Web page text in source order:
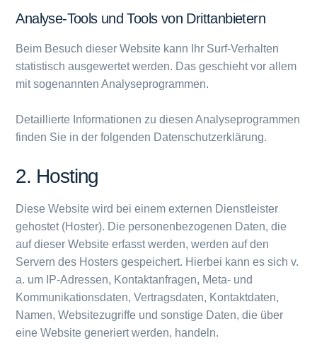
Analyse-Tools und Tools von Dritt­anbietern
Beim Besuch dieser Website kann Ihr Surf-Verhalten
statistisch ausgewertet werden. Das geschieht vor allem
mit sogenannten Analyseprogrammen.
Detaillierte Informationen zu diesen Analyseprogrammen
finden Sie in der folgenden Datenschutzerklärung.
2. Hosting
Diese Website wird bei einem externen Dienstleister
gehostet (Hoster). Die personenbezogenen Daten, die
auf dieser Website erfasst werden, werden auf den
Servern des Hosters gespeichert. Hierbei kann es sich v.
a. um IP-Adressen, Kontaktanfragen, Meta- und
Kommunikationsdaten, Vertragsdaten, Kontaktdaten,
Namen, Websitezugriffe und sonstige Daten, die über
eine Website generiert werden, handeln.